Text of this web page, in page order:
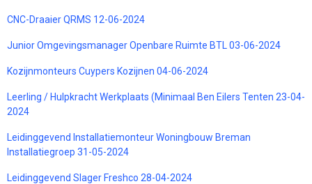
CNC-Draaier QRMS 12-06-2024
Junior Omgevingsmanager Openbare Ruimte BTL 03-06-2024
Kozijnmonteurs Cuypers Kozijnen 04-06-2024
Leerling / Hulpkracht Werkplaats (Minimaal Ben Eilers Tenten 23-04-
2024
Leidinggevend Installatiemonteur Woningbouw Breman
Installatiegroep 31-05-2024
Leidinggevend Slager Freshco 28-04-2024